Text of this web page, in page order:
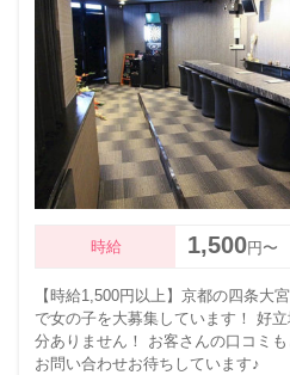
時給 1,500円〜
【時給1,500円以上】京都の四条大
で女の子を大募集しています！ 好
分ありません！ お客さんの口コミ
お問い合わせお待ちしています♪